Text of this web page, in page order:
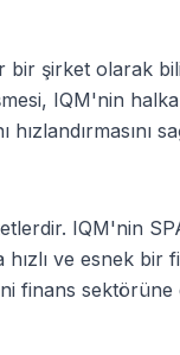
bir şirket olarak
IQM'nin
IQM'nin
ve esnek bir
finans sektörüne